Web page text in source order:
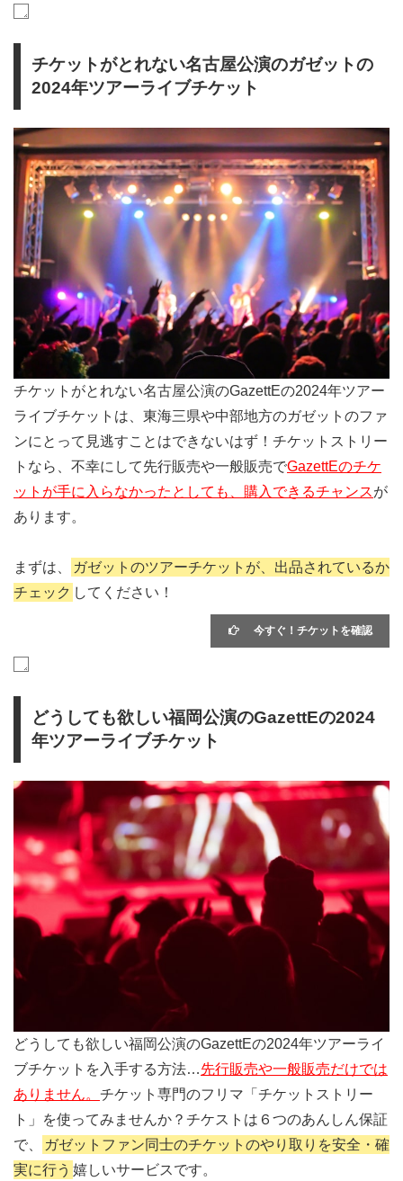
チケットがとれない名古屋公演のガゼットの
2024年ツアーライブチケット
チケットがとれない名古屋公演のGazettEの2024年ツアー
ライブチケットは、東海三県や中部地方のガゼットのファ
ンにとって見逃すことはできないはず！チケットストリー
トなら、不幸にして先行販売や一般販売でGazettEのチケ
ットが手に入らなかったとしても、購入できるチャンスが
あります。
まずは、
ガゼットのツアーチケットが、出品されているか
チェック してください！
今すぐ！チケットを確認
どうしても欲しい福岡公演のGazettEの2024
年ツアーライブチケット
どうしても欲しい福岡公演のGazettEの2024年ツアーライ
ブチケットを入手する方法…先行販売や一般販売だけでは
ありません。 チケット専門のフリマ「チケットストリー
ト」を使ってみませんか？チケストは６つのあんしん保証
で、
ガゼットファン同士のチケットのやり取りを安全・確
実に行う 嬉しいサービスです。